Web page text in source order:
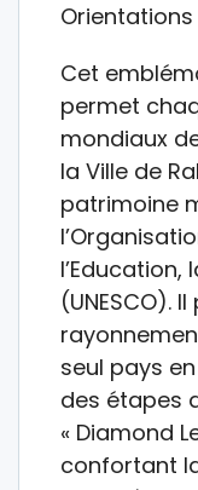
Orientations
Cet
permet
mondiaux
la Ville de
patrimoine
l’Education,
(UNESCO).
seul pays
des étapes
« Diamond
confortant